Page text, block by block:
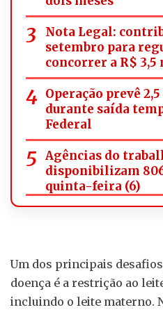
Nota Legal:
setembro para
concorrer a R$
Operação prevê
durante saída
Federal
Agências do
disponibilizam
quinta-feira (6)
Um dos principais
doença é a restrição ao
incluindo o leite materno.